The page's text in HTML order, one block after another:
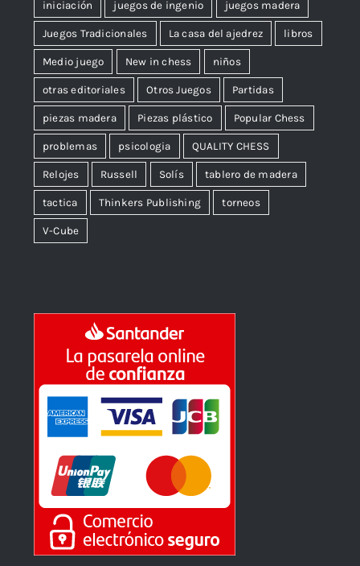
iniciación juegos de ingenio juegos madera
Juegos Tradicionales La casa del ajedrez libros
Medio juego New in chess niños
otras editoriales Otros Juegos Partidas
piezas madera Piezas plástico Popular Chess
problemas psicologia QUALITY CHESS
Relojes Russell Solís tablero de madera
tactica Thinkers Publishing torneos
V-Cube